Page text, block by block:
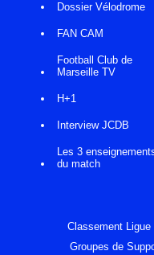
Dossier Vélodrome
FAN CAM
Football Club de
Marseille TV
H+1
Interview JCDB
Les 3
du match
Classement
Groupes de